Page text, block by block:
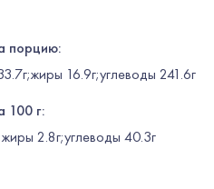
порцию:
16.9г;углеводы 241.6г
100 г:
2.8г;углеводы 40.3г